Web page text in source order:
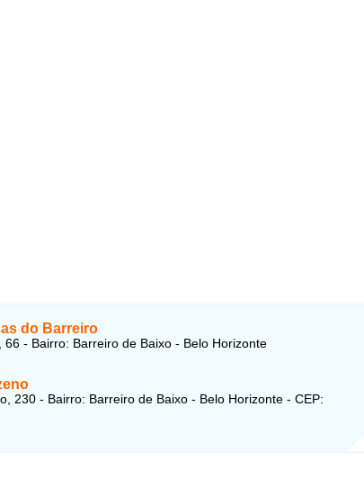
do Barreiro
66 - Bairro: Barreiro de Baixo - Belo Horizonte
230 - Bairro: Barreiro de Baixo - Belo Horizonte - CEP: